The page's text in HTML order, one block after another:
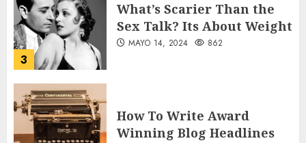
3
What’s Scarier Than the
Sex Talk? Its About Weight
MAYO 14, 2024 862
How To Write Award
Winning Blog Headlines